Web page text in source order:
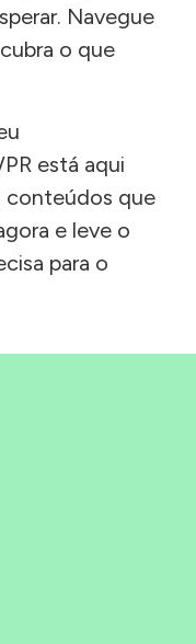
Navegue
o que
está aqui
conteúdos que
e leve o
para o